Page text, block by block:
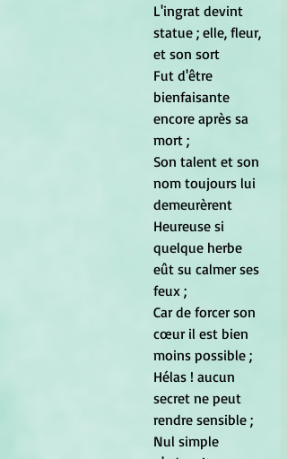
L'ingrat devint
statue ; elle, fleur,
et son sort
Fut d'être
bienfaisante
encore après sa
mort ;
Son talent et son
nom toujours lui
demeurèrent
Heureuse si
quelque herbe
eût su calmer ses
feux ;
Car de forcer son
cœur il est bien
moins possible ;
Hélas ! aucun
secret ne peut
rendre sensible ;
Nul simple